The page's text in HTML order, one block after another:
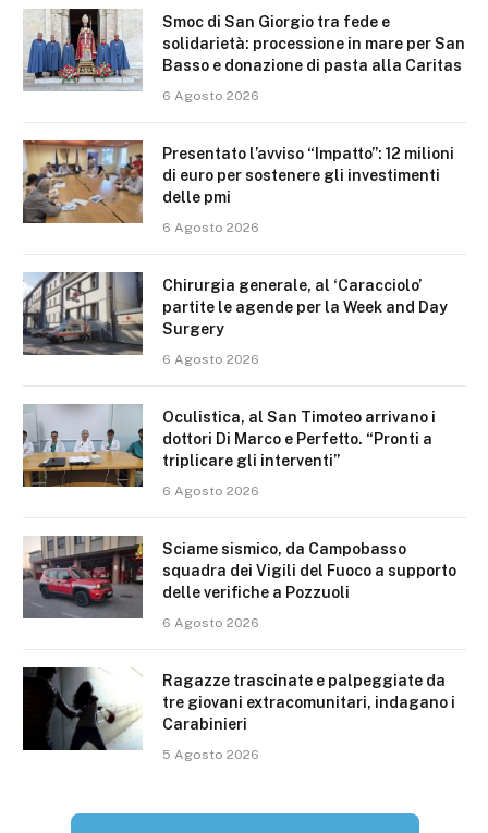
Smoc di San Giorgio tra fede e
solidarietà: processione in mare per San
Basso e donazione di pasta alla Caritas
6 Agosto 2026
Presentato l’avviso “Impatto”: 12 milioni
di euro per sostenere gli investimenti
delle pmi
6 Agosto 2026
Chirurgia generale, al ‘Caracciolo’
partite le agende per la Week and Day
Surgery
6 Agosto 2026
Oculistica, al San Timoteo arrivano i
dottori Di Marco e Perfetto. “Pronti a
triplicare gli interventi”
6 Agosto 2026
Sciame sismico, da Campobasso
squadra dei Vigili del Fuoco a supporto
delle verifiche a Pozzuoli
6 Agosto 2026
Ragazze trascinate e palpeggiate da
tre giovani extracomunitari, indagano i
Carabinieri
5 Agosto 2026